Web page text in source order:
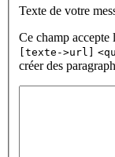
Texte de votre
Ce champ accepte
[texte->url]
créer des